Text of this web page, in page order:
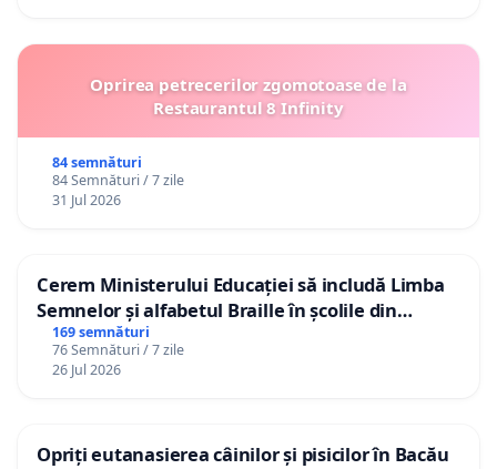
Oprirea petrecerilor zgomotoase de la
Restaurantul 8 Infinity
84 semnături
84 Semnături / 7 zile
31 Jul 2026
Cerem Ministerului Educației să includă Limba
Semnelor și alfabetul Braille în școlile din
Republica Moldova!
169 semnături
76 Semnături / 7 zile
26 Jul 2026
Opriți eutanasierea câinilor și pisicilor în Bacău